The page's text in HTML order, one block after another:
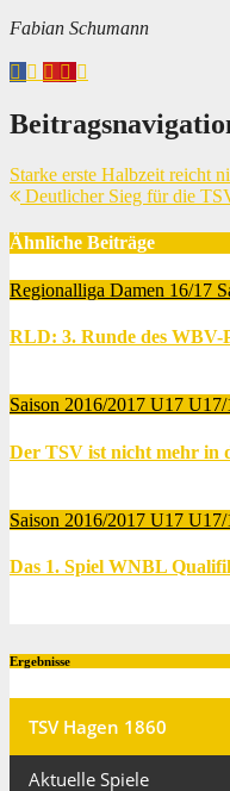
Fabian Schumann
Starke erste Halbzeit reicht
Deutlicher Sieg für die
Ähnliche Beiträge
Regionalliga Damen 16/17
RLD: 3. Runde des WBV-
Saison 2016/2017 U17 U17/
Der TSV ist nicht mehr in
Saison 2016/2017 U17 U17/
Das 1. Spiel WNBL
Ergebnisse